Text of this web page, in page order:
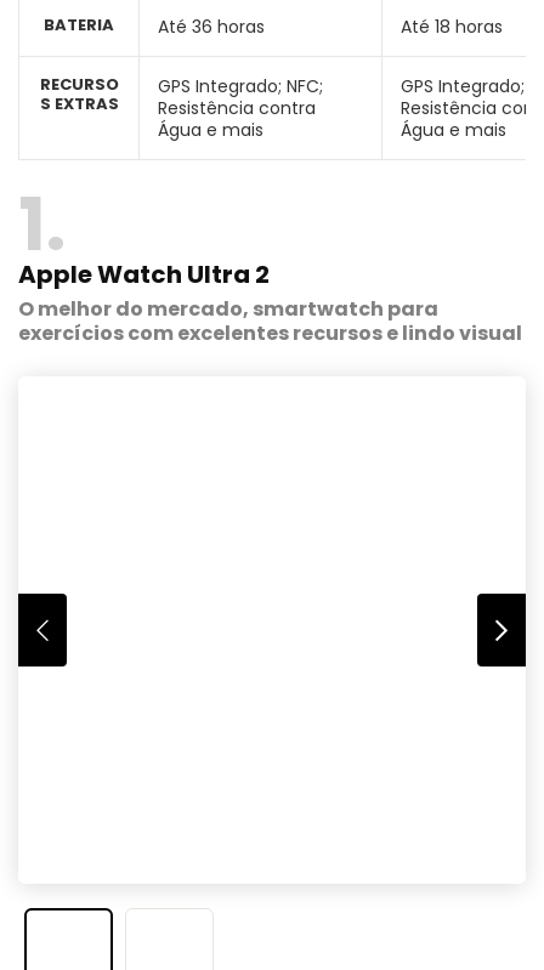
BATERIA
RECURSO
S EXTRAS
Até 36 horas
GPS Integrado; NFC;
Resistência contra
Água e mais
Até 18 horas
GPS Integrado;
Resistência
Água e mais
1
Apple Watch Ultra 2
O melhor do mercado, smartwatch para
exercícios com excelentes recursos e lindo visual